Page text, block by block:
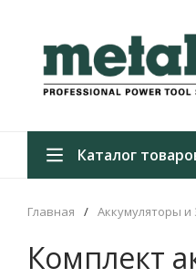
Каталог
Главная / Аккумуляторы и
Комплект